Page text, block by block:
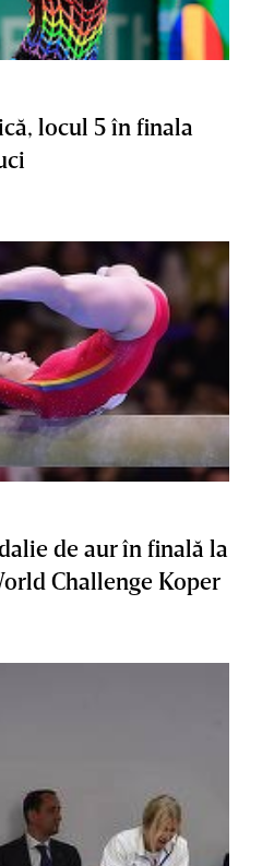
locul 5 în finala
de aur în finală la
Challenge Koper